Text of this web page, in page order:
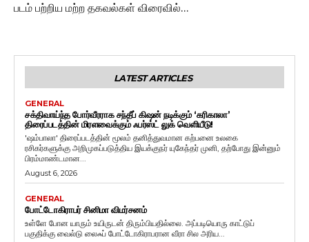
படம் பற்றிய மற்ற தகவல்கள் விரைவில்…
LATEST ARTICLES
GENERAL
சக்திவாய்ந்த போர்வீரராக சந்தீப் கிஷன் நடிக்கும் ‘கரிகாலா’
திரைப்படத்தின் மிரளவைக்கும் ஃபர்ஸ்ட் லுக் வெளியீடு!
'ஷம்பாலா' திரைப்படத்தின் மூலம் தனித்துவமான கற்பனை உலகை
ரசிகர்களுக்கு அறிமுகப்படுத்திய இயக்குநர் யுகேந்தர் முனி, தற்போது இன்னும்
பிரம்மாண்டமான...
August 6, 2026
GENERAL
போட்டோகிராபர் சினிமா விமர்சனம்
உள்ளே போன யாரும் உயிருடன் திரும்பியதில்லை. அப்படியொரு காட்டுப்
பகுதிக்கு வைல்டு லைஃப் போட்டோகிராபரான வீரா சில அரிய...